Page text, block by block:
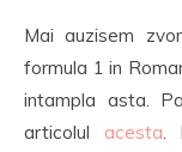
Mai auzisem
formula 1 in
intampla asta.
articolul acesta.